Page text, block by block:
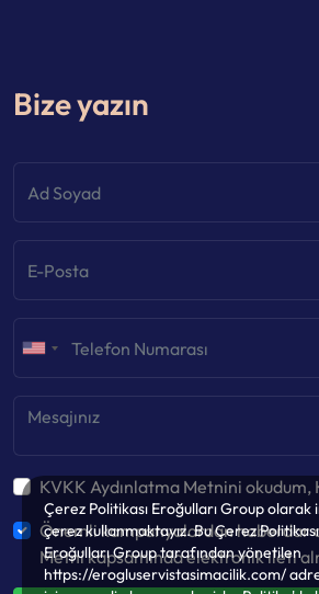
Bize yazın
KVKK Aydınlatma Metnini okudum,
Önemli kampanyalardan haberdar
Metni kapsamında elektronik ileti
Çerez Politikası Eroğulları Group
çerez kullanmaktayız. Bu Çerez
Eroğulları Group tarafından yönetilen
https://erogluservistasimacilik.com/